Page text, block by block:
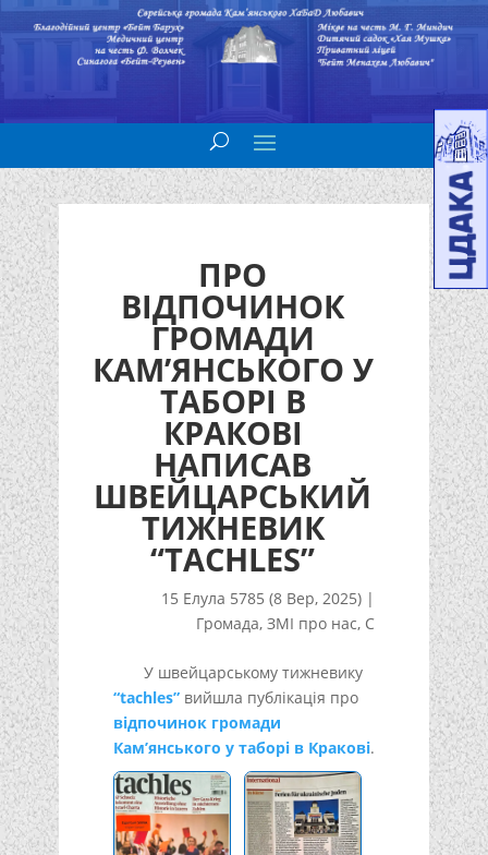
ПРО
ВІДПОЧИНОК
ГРОМАДИ
КАМ’ЯНСЬКОГО У
ТАБОРІ В
КРАКОВІ
НАПИСАВ
ШВЕЙЦАРСЬКИЙ
ТИЖНЕВИК
“TACHLES”
15 Елула 5785 (8 Вер, 2025) |
Громада,ЗМІ про нас, С
У швейцарському тижневику
“tachles”вийшла публікація про
відпочинок громади
Кам’янського у таборі в Кракові.